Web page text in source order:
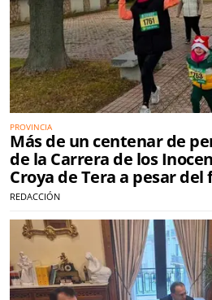
PROVINCIA
Más de un centenar de
de la Carrera de los
Croya de Tera a pesar del
REDACCIÓN